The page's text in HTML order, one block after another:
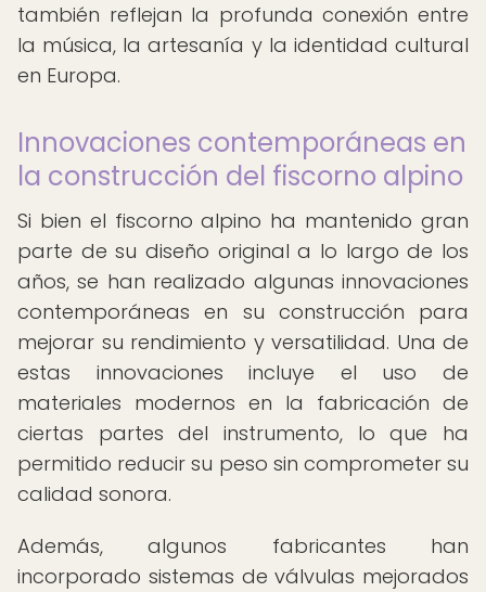
también reflejan la profunda conexión entre
la música, la artesanía y la identidad cultural
en Europa.
Innovaciones contemporáneas en
la construcción del fiscorno alpino
Si bien el fiscorno alpino ha mantenido gran
parte de su diseño original a lo largo de los
años, se han realizado algunas innovaciones
contemporáneas en su construcción para
mejorar su rendimiento y versatilidad. Una de
estas innovaciones incluye el uso de
materiales modernos en la fabricación de
ciertas partes del instrumento, lo que ha
permitido reducir su peso sin comprometer su
calidad sonora.
Además, algunos fabricantes han
incorporado sistemas de válvulas mejorados